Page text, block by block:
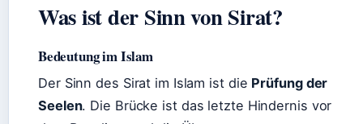
Was ist der Sinn von Sirat?
Bedeutung im Islam
Der Sinn des Sirat im Islam ist die Prüfung der
Seelen. Die Brücke ist das letzte Hindernis vor